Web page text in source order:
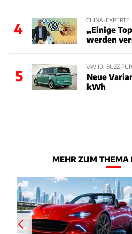
4
CHINA-EXPERTE
„Einige
werden
5
VW ID. BUZZ
Neue
kWh
MEHR ZUM THEMA